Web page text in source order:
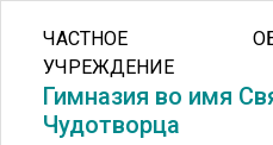
ЧАСТНОЕ
УЧРЕЖДЕНИЕ
Гимназия во имя
Чудотворца